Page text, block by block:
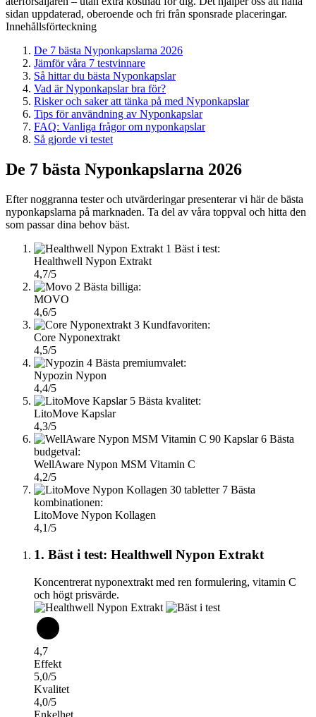
sidan uppdaterad, oberoende och fri från sponsrade placeringar.
Innehållsförteckning
De 7 bästa Nyponkapslarna 2026
Jämför våra 7 testvinnare
Så hittar du bästa Nyponkapslar
Vad är Nyponkapslar bra för?
Risker och saker att tänka på med Nyponkapslar
Tips för användning av Nyponkapslar
FAQ: Vanliga frågor om nyponkapslar
Så gjorde vi testet
De 7 bästa Nyponkapslarna 2026
Efter noggranna tester och utvärderingar presenterar vi här de bästa
nyponkapslarna på marknaden. Ta del av våra toppval och hitta den
som passar dina behov bäst.
1 Bäst i test:
Healthwell Nypon Extrakt
4,7/5
2 Bästa billiga:
MOVO
4,6/5
3 Kundfavoriten:
Core Nyponextrakt
4,5/5
4 Bästa premiumvalet:
Nypozin Nypon
4,4/5
5 Bästa kvalitet:
LitoMove Kapslar
4,3/5
6 Bästa
budgetval:
WellAware Nypon MSM Vitamin C
4,2/5
7 Bästa
kombinationen:
LitoMove Nypon Kollagen
4,1/5
1. Bäst i test: Healthwell Nypon Extrakt
Koncentrerat nyponextrakt med ren formulering, vitamin C
och högt prisvärde.
4,7
Effekt
5,0/5
Kvalitet
4,0/5